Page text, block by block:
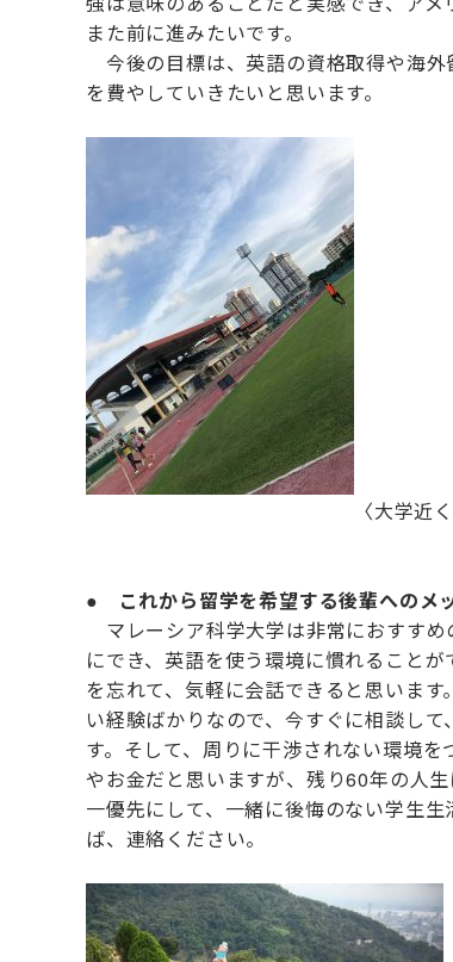
また前に進みたいです。
今後の目標は、英語の資格取得や海外
を費やしていきたいと思います。
〈大学近
●
これから留学を希望する後輩へのメ
マレーシア科学大学は非常におすすめ
にでき、英語を使う環境に慣れること
を忘れて、気軽に会話できると思いま
い経験ばかりなので、今すぐに相談し
す。そして、周りに干渉されない環境
やお金だと思いますが、残り60年の人
一優先にして、一緒に後悔のない学生
ば、連絡ください。